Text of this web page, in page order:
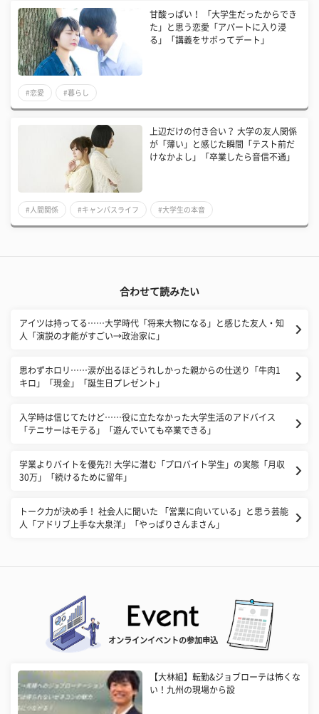
甘酸っぱい！ 「大学生だったからでき
た」と思う恋愛「アパートに入り浸
る」「講義をサボってデート」
#恋愛 #暮らし
上辺だけの付き合い？ 大学の友人関係
が「薄い」と感じた瞬間「テスト前だ
けなかよし」「卒業したら音信不通」
#人間関係 #キャンパスライフ #大学生の本音
合わせて読みたい
アイツは持ってる……大学時代「将来大物になる」と感じた友人・知
人「演説の才能がすごい→政治家に」
思わずホロリ……涙が出るほどうれしかった親からの仕送り「牛肉1
キロ」「現金」「誕生日プレゼント」
入学時は信じてたけど……役に立たなかった大学生活のアドバイス
「テニサーはモテる」「遊んでいても卒業できる」
学業よりバイトを優先?! 大学に潜む「プロバイト学生」の実態「月収
30万」「続けるために留年」
トーク力が決め手！ 社会人に聞いた 「営業に向いている」と思う芸能
人「アドリブ上手な大泉洋」「やっぱりさんまさん」
オンラインイベントの参加申込
【大林組】転勤&ジョブローテは怖くな
い！九州の現場から設